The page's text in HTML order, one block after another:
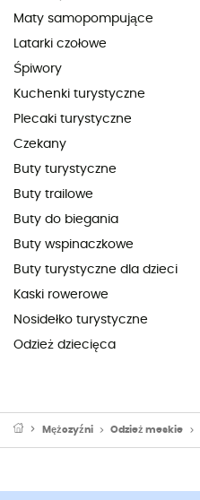
Maty samopompujące
Latarki czołowe
Śpiwory
Kuchenki turystyczne
Plecaki turystyczne
Czekany
Buty turystyczne
Buty trailowe
Buty do biegania
Buty wspinaczkowe
Buty turystyczne dla dzieci
Kaski rowerowe
Nosidełko turystyczne
Odzież dziecięca
Mężczyźni Odzież meskie